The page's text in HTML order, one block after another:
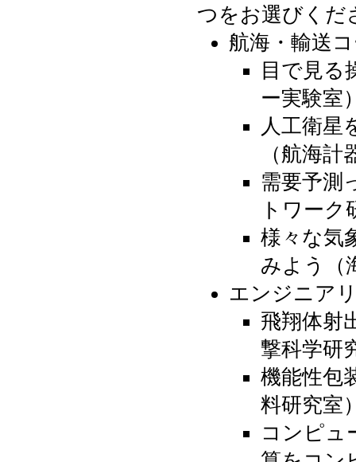
つをお選びくだ
航海・輸送
目で見る
ー実験室
人工衛星
（航海計
需要予測
トワーク
様々な気
みよう（
エンジニア
飛翔体射
撃科学研
機能性包
料
コンピュ